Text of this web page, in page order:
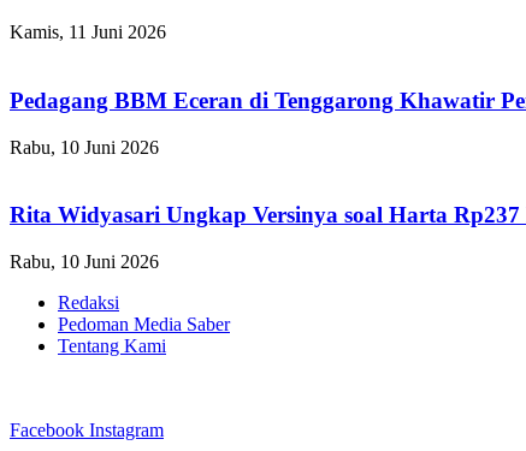
Kamis, 11 Juni 2026
Pedagang BBM Eceran di Tenggarong Khawatir
Rabu, 10 Juni 2026
Rita Widyasari Ungkap Versinya soal Harta
Rabu, 10 Juni 2026
Redaksi
Pedoman Media Saber
Tentang Kami
Facebook Instagram